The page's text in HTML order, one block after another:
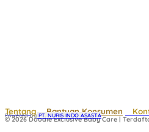
Tentang Bantuan Konsumen
© 2026 Doodle Exclusive Baby Care |
Powered by PT. NURIS INDO ASASTA